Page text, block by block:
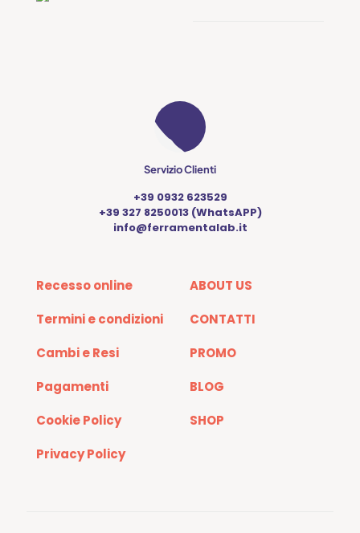
Servizio Clienti
+39 0932 623529
+39 327 8250013 (WhatsAPP)
info@ferramentalab.it
Recesso online
Termini e condizioni
Cambi e Resi
Pagamenti
Cookie Policy
Privacy Policy
ABOUT US
CONTATTI
PROMO
BLOG
SHOP